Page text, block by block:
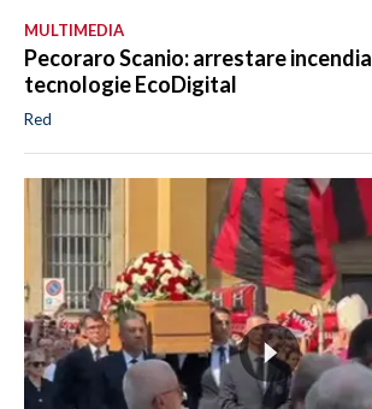
MULTIMEDIA
Pecoraro Scanio: arrestare
tecnologie EcoDigital
Red